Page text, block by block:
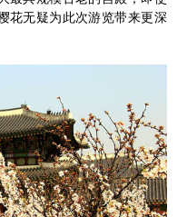
花无疑为此次游览带来更深